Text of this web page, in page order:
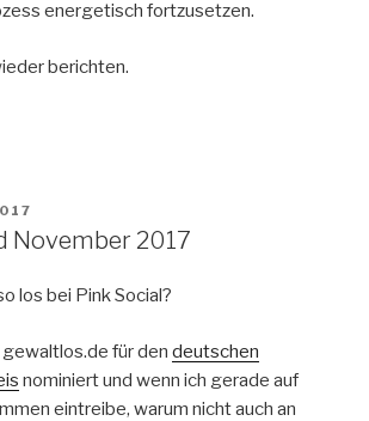
energetisch fortzusetzen.
berichten.
November 2017
los bei Pink Social?
für den deutschen
nominiert und wenn ich gerade auf
eintreibe, warum nicht auch an